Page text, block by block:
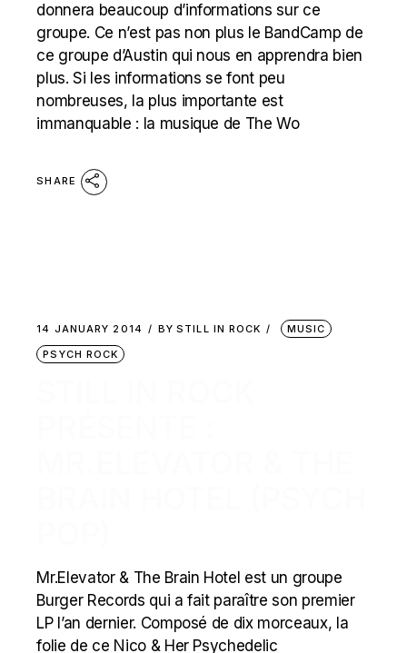
donnera beaucoup d’informations sur ce
groupe. Ce n’est pas non plus le BandCamp de
ce groupe d’Austin qui nous en apprendra bien
plus. Si les informations se font peu
nombreuses, la plus importante est
immanquable : la musique de The Wo
SHARE
14 JANUARY 2014 BY STILL IN ROCK
MUSIC
PSYCH ROCK
Mr.Elevator & The Brain Hotel est un groupe
Burger Records qui a fait paraître son premier
LP l’an dernier. Composé de dix morceaux, la
folie de ce Nico & Her Psychedelic